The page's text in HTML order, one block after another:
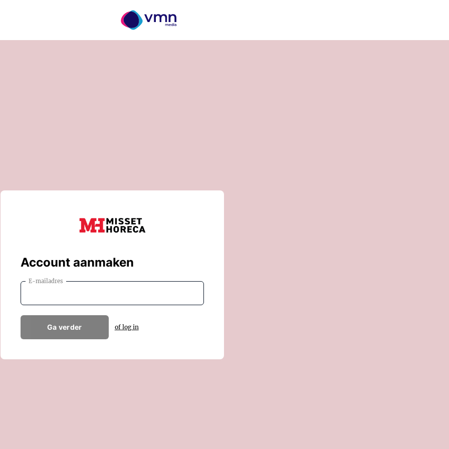
Account aanmaken
E-mailadres
Ga verder of log in